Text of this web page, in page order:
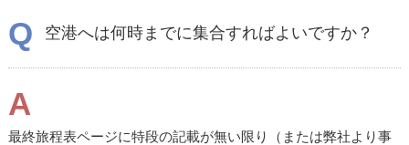
Q 空港へは何時までに集合すればよいですか？
A
最終旅程表ページに特段の記載が無い限り（または弊社より事